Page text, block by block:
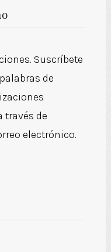
Suscríbete
de
través de
electrónico.